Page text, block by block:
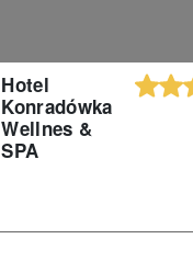
Hotel
Konradówka
Wellnes &
SPA